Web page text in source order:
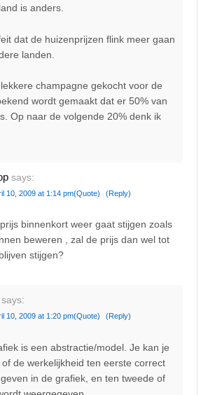
is anders.
dat de huizenprijzen flink meer gaan
landen.
champagne gekocht voor de
wordt gemaakt dat er 50% van
Op naar de volgende 20% denk ik
says:
10, 2009 at 1:14 pm(Quote) (Reply)
binnenkort weer gaat stijgen zoals
beweren , zal de prijs dan wel tot
stijgen?
says:
10, 2009 at 1:20 pm(Quote) (Reply)
is een abstractie/model. Je kan je
de werkelijkheid ten eerste correct
in de grafiek, en ten tweede of